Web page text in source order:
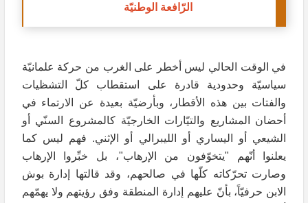
الرّافعة الوطنيّة
في الوقت الحالي ليس أخطر على الغرب من حركة علمانيّة
سياسيّة وحدودية قادرة على استقطاب كلّ التشظيات
والفتات بين هذه الأقطار، وبأرضيّة بعيدة عن الارتماء في
أحضان المشاريع والتيّارات الخارجيّة كالمشروع السنّي أو
الشيعي أو اليساري أو الليبرالي أو الإثني. فهم ليس كما
يعلنوا أنّهم "يتخوّفون من الإرهاب"، بل خبِّروا الإرهاب
وصارت تحرّكاته كلّها في صالحهم، وقد قالتها إدارة بوش
الابن حرفيّاً، بأنّ عليهم إدارة المنطقة وفق رؤيتهم ولا يهمّهم